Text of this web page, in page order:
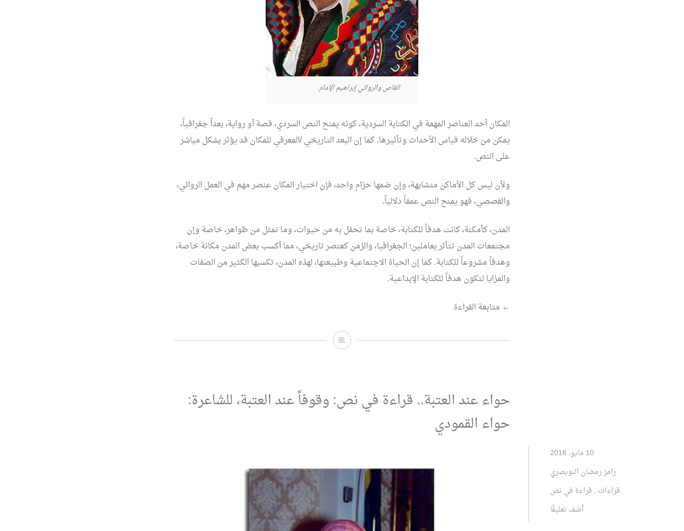
القاص والروائي إبراهيم الإمام.
المكان أحد العناصر المهمة في الكتابة السردية، كونه يمنح النص السردي، قصة أو رواية، بعداً جغرافياً،
يمكن من خلاله قياس الأحداث وتأثيرها. كما إن البعد التاريخي /المعرفي للمكان قد يؤثر بشكل مباشر
على النص.
ولأن ليس كل الأماكن متشابهة، وإن ضمها حزام واحد، فإن اختيار المكان عنصر مهم في العمل الروائي،
والقصصي، فهو يمنح النص عمقاً دلالياً.
المدن، كأمكنة، كانت هدفاً للكتابة، خاصة بما تحفل به من حيوات، وما تمثل من ظواهر، خاصة وإن
مجتمعات المدن تتأثر بعاملين؛ الجغرافيا، والزمن كعنصر تاريخي، مما أكسب بعض المدن مكانة خاصة،
وهدفاً مشروعاً للكتابة. كما إن الحياة الاجتماعية وطبيعتها، لهذه المدن، تكسبها الكثير من الصفات
والمزايا لتكون هدفاً للكتابة الإبداعية.
“حكاية
في
“إبراهيم
الإمام”.”
← متابعة القراءة
حكاية
كتابات
القاص
الإمام”.
حواء عند العتبة.. قراءة في نص: وقوفاً عند العتبة، للشاعرة:
حواء القمودي
10 مايو, 2018
رامز رمضان النويصري
قراءات , قراءة في نص
أضف تعليقًا